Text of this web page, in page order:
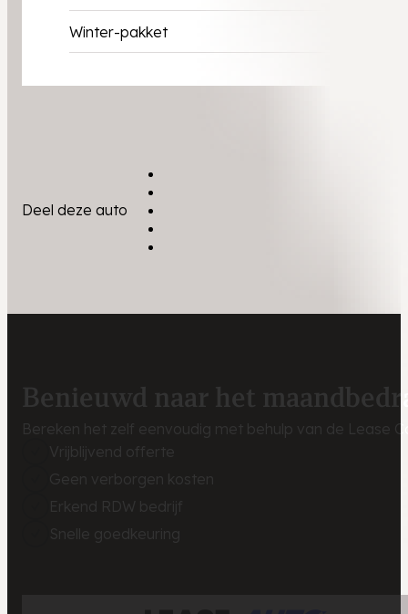
Winter-pakket
Deel deze auto
Benieuwd naar het
Bereken het zelf eenvoudig met behulp van de Lease
Vrijblijvend offerte
Geen verborgen kosten
Erkend RDW bedrijf
Snelle goedkeuring